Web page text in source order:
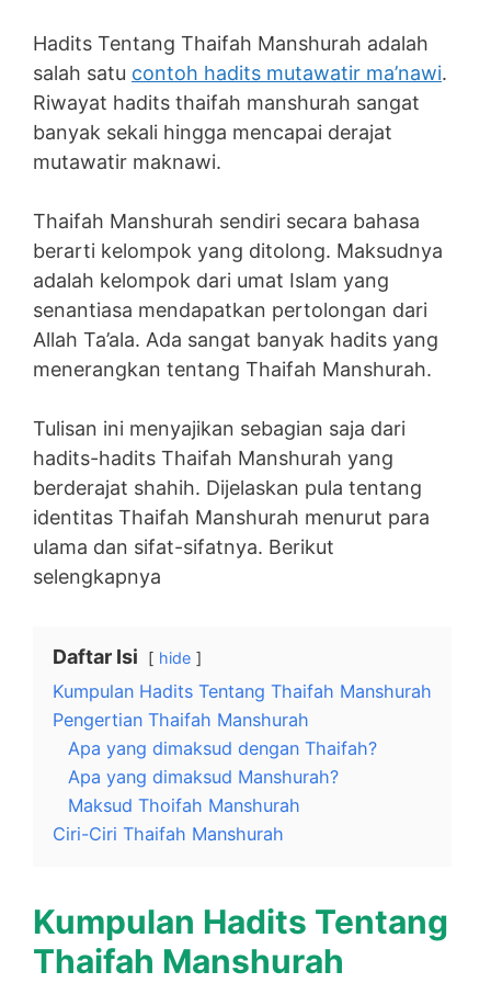
Hadits Tentang Thaifah Manshurah adalah
salah satu contoh hadits mutawatir ma’nawi.
Riwayat hadits thaifah manshurah sangat
banyak sekali hingga mencapai derajat
mutawatir maknawi.
Thaifah Manshurah sendiri secara bahasa
berarti kelompok yang ditolong. Maksudnya
adalah kelompok dari umat Islam yang
senantiasa mendapatkan pertolongan dari
Allah Ta’ala. Ada sangat banyak hadits yang
menerangkan tentang Thaifah Manshurah.
Tulisan ini menyajikan sebagian saja dari
hadits-hadits Thaifah Manshurah yang
berderajat shahih. Dijelaskan pula tentang
identitas Thaifah Manshurah menurut para
ulama dan sifat-sifatnya. Berikut
selengkapnya
Daftar Isi hide
Kumpulan Hadits Tentang Thaifah Manshurah
Pengertian Thaifah Manshurah
Apa yang dimaksud dengan Thaifah?
Apa yang dimaksud Manshurah?
Maksud Thoifah Manshurah
Ciri-Ciri Thaifah Manshurah
Kumpulan Hadits Tentang
Thaifah Manshurah